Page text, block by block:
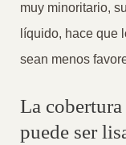
muy minoritario,
líquido, hace que
sean menos
La
puede ser